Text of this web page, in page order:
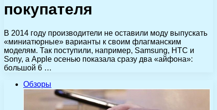
покупателя
В 2014 году производители не оставили моду выпускать
«миниатюрные» варианты к своим флагманским
моделям. Так поступили, например, Samsung, HTC и
Sony, а Apple осенью показала сразу два «айфона»:
большой 6 …
Обзоры